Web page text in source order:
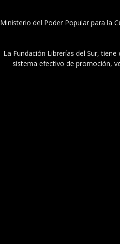
Ministerio del Poder Popular para la
La Fundación Librerías del Sur,
sistema efectivo de promoción,